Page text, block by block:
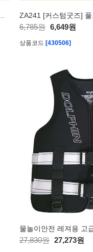
6,785원 6,649원
상품코드 [430506]
물놀이안전 레져용 고
27,830원 27,273원